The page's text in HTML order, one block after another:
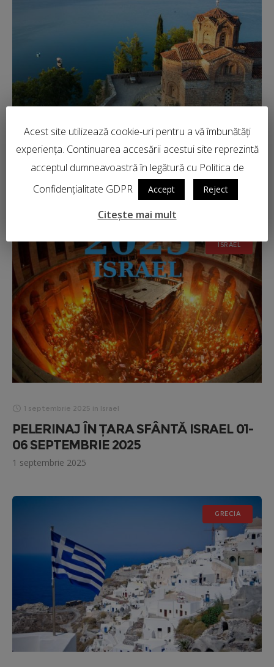
PELERINAJ ÎN MACEDONIA 02-08
SEPTEMBRIE 2025
2 septembrie 2025
ISRAEL
1 septembrie 2025 in Israel
PELERINAJ ÎN ȚARA SFÂNTĂ ISRAEL 01-
06 SEPTEMBRIE 2025
1 septembrie 2025
GRECIA
Acest site utilizează cookie-uri pentru a vă îmbunătăți
experiența. Continuarea accesării acestui site reprezintă
acceptul dumneavoastră în legătură cu Politica de
Confidențialitate GDPR
Accept Reject
Citește mai mult